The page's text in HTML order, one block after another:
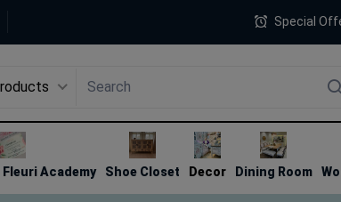
Special
4
Academy Shoe Closet Decor Dining Room